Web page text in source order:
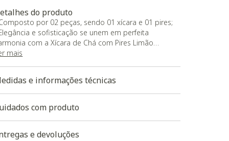
do produto
por 02 peças, sendo 01 xícara e 01 pires;
e sofisticação se unem em perfeita
com a Xícara de Chá com Pires Limão
vidro translúcido permite que o brilho da cor se
de forma suave e elegante, criando uma
de luz e alegria em seu espaço.
mais
e informações técnicas
com produto
e devoluções